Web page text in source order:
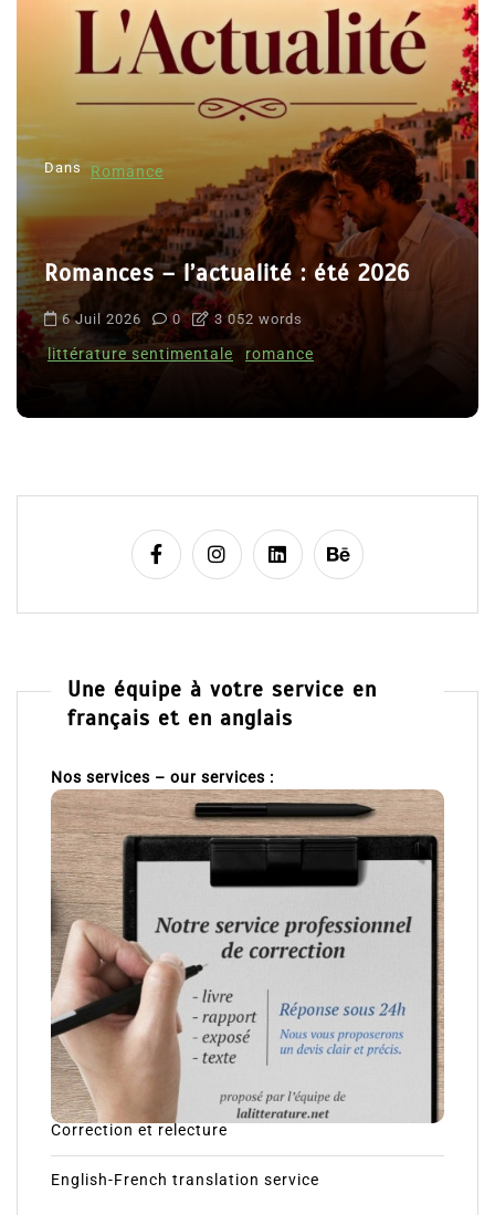
Dans Romance
Romances – l’actualité : été 2026
6 Juil 2026 0 3 052 words
littérature sentimentale romance
Une équipe à votre service en
français et en anglais
Nos services – our services :
Correction et relecture
English-French translation service